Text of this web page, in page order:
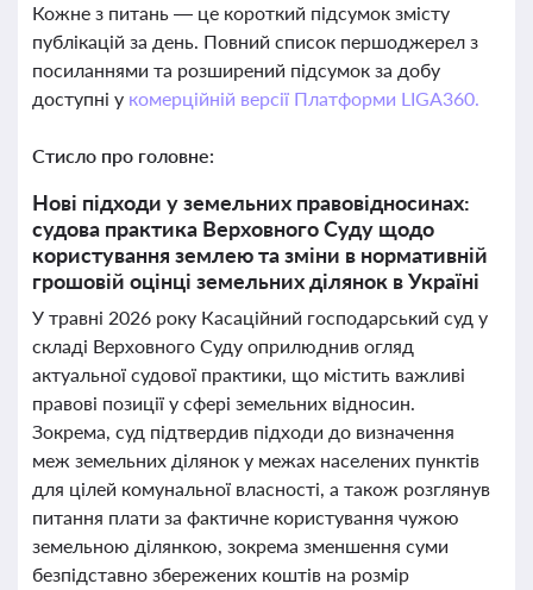
Кожне з питань — це короткий підсумок змісту
публікацій за день. Повний список першоджерел з
посиланнями та розширений підсумок за добу
доступні у комерційній версії Платформи LIGA360.
Стисло про головне:
Нові підходи у земельних правовідносинах:
судова практика Верховного Суду щодо
користування землею та зміни в нормативній
грошовій оцінці земельних ділянок в Україні
У травні 2026 року Касаційний господарський суд у
складі Верховного Суду оприлюднив огляд
актуальної судової практики, що містить важливі
правові позиції у сфері земельних відносин.
Зокрема, суд підтвердив підходи до визначення
меж земельних ділянок у межах населених пунктів
для цілей комунальної власності, а також розглянув
питання плати за фактичне користування чужою
земельною ділянкою, зокрема зменшення суми
безпідставно збережених коштів на розмір